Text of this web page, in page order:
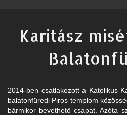
Karitász
2014-ben csatlakozott a Katolikus
balatonfüredi Piros templom
bármikor bevethető csapat. Azóta